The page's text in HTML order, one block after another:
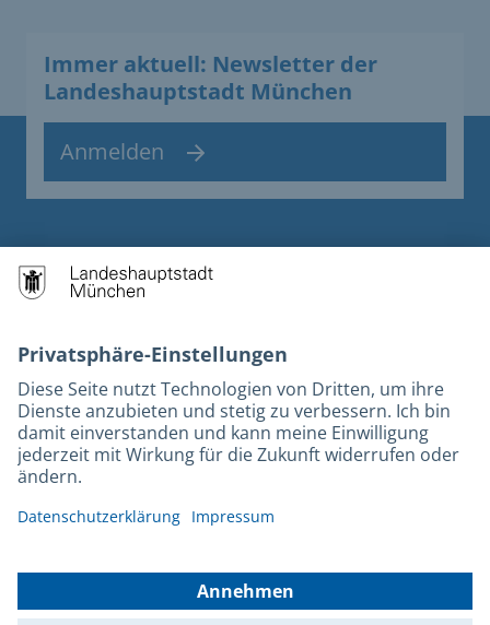
Immer aktuell: Newsletter der
Landeshauptstadt München
Anmelden
Kontakt
Datenschutz
Barrierefreiheit
Impressum